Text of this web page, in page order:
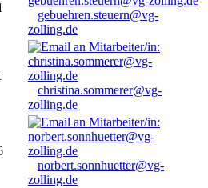
gebuehren.steuern@vg-
zolling.de
christina.sommerer@vg-
zolling.de
norbert.sonnhuetter@vg-
zolling.de